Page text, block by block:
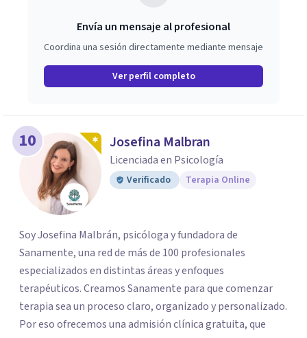
Envía un mensaje al profesional
Coordina una sesión directamente mediante mensaje
Ver perfil completo
10 Josefina Malbran
Licenciada en Psicología
Verificado Terapia Online
Soy Josefina Malbrán, psicóloga y fundadora de
Sanamente, una red de más de 100 profesionales
especializados en distintas áreas y enfoques
terapéuticos. Creamos Sanamente para que comenzar
terapia sea un proceso claro, organizado y personalizado.
Por eso ofrecemos una admisión clínica gratuita, que